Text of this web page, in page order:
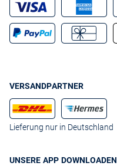
VERSANDPARTNER
Lieferung nur in Deutschland
UNSERE APP DOWNLOADEN